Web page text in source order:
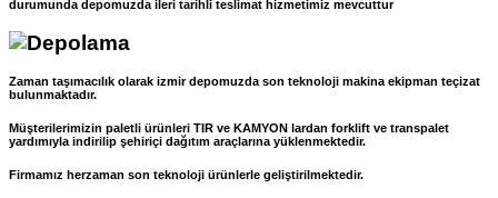
durumunda depomuzda ileri tarihli teslimat hizmetimiz mevcuttur
Zaman taşımacılık olarak izmir depomuzda son teknoloji makina ekipman teçizat
bulunmaktadır.
Müşterilerimizin paletli ürünleri TIR ve KAMYON lardan forklift ve transpalet
yardımıyla indirilip şehiriçi dağıtım araçlarına yüklenmektedir.
Firmamız herzaman son teknoloji ürünlerle geliştirilmektedir.